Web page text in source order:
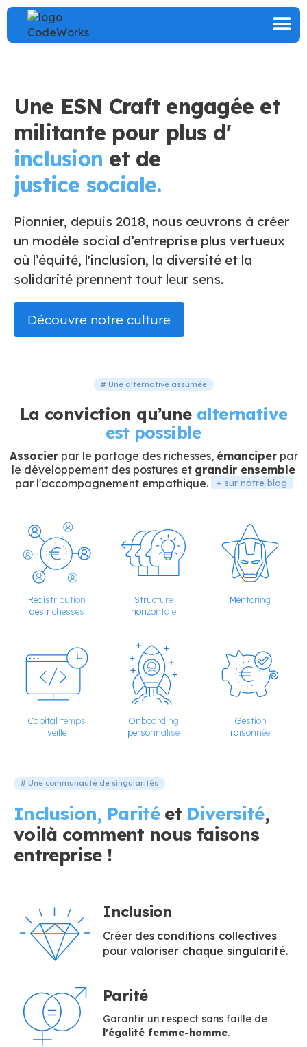
Une ESN Craft engagée et
militante pour plus d'
inclusion et de
justice sociale.
Pionnier, depuis 2018, nous œuvrons à créer
un modèle social d’entreprise plus vertueux
où l’équité, l'inclusion, la diversité et la
solidarité prennent tout leur sens.
Découvre notre culture
# Une alternative assumée
La conviction qu’une alternative
est possible
Associerpar le partage des richesses, émanciperpar
le développement des postures et grandir ensemble
par l'accompagnement empathique.
+ sur notre blog
Redistribution
des richesses
Structure
horizontale
Mentoring
Capital temps
veille
Onboarding
personnalisé
Gestion
raisonnée
# Une communauté de singularités
Inclusion, Paritéet Diversité,
voilà comment nous faisons
entreprise !
Inclusion
Créer des conditions collectives
pour valoriser chaque singularité.
Parité
Garantir un respect sans faille de
l'égalité femme-homme.